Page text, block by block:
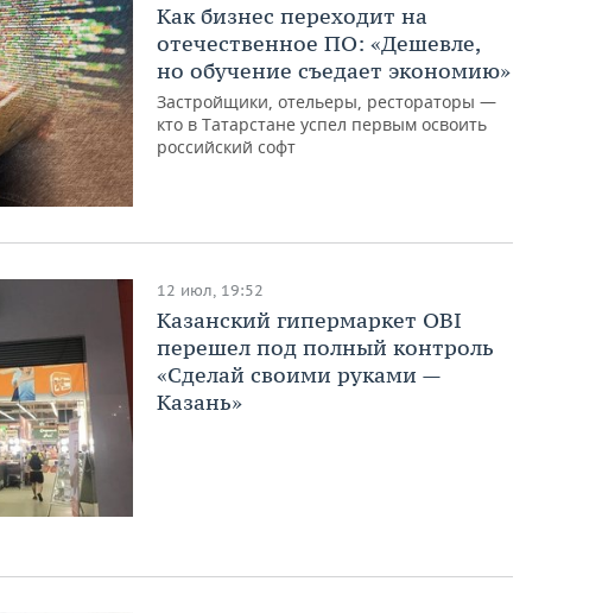
Как бизнес переходит на
отечественное ПО: «Дешевле,
но обучение съедает экономию»
Застройщики, отельеры, рестораторы —
кто в Татарстане успел первым освоить
российский софт
12 июл, 19:52
Казанский гипермаркет OBI
перешел под полный контроль
«Сделай своими руками —
Казань»